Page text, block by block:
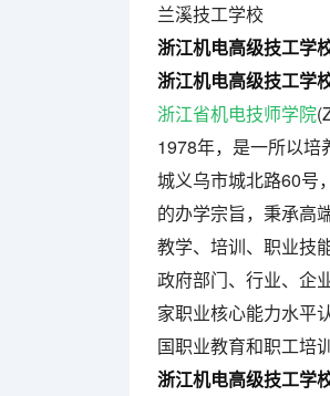
兰溪技工学校
浙江机电高级技工学
浙江机电高级技工学
浙江省机电技师学院
1978年，是一所以培
城义乌市城北路60号
的办学宗旨，秉承高
教学、培训、职业技
政府部门、行业、企
家职业核心能力水平
国职业教育和职工培
浙江机电高级技工学